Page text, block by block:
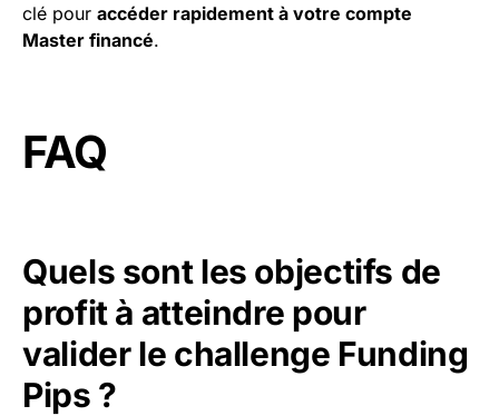
clé pour accéder rapidement à votre compte
Master financé.
FAQ
Quels sont les objectifs de
profit à atteindre pour
valider le challenge Funding
Pips ?